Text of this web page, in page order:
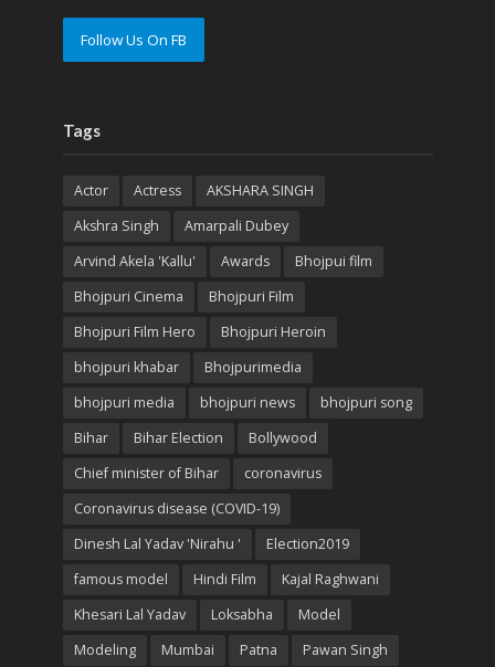
Follow Us On FB
Tags
Actor Actress
AKSHARA SINGH
Akshra Singh
Amarpali Dubey
Arvind Akela 'Kallu'
Awards
Bhojpui film
Bhojpuri Cinema
Bhojpuri Film
Bhojpuri Film Hero
Bhojpuri Heroin
bhojpuri khabar
Bhojpurimedia
bhojpuri media
bhojpuri news
bhojpuri song
Bihar
Bihar Election
Bollywood
Chief minister of Bihar
coronavirus
Coronavirus disease (COVID-19)
Dinesh Lal Yadav 'Nirahu '
Election2019
famous model
Hindi Film
Kajal Raghwani
Khesari Lal Yadav
Loksabha
Model
Modeling
Mumbai Patna Pawan Singh